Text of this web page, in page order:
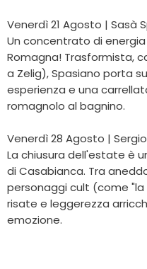
Venerdì 21 Agosto | Sasà
Un concentrato di
Romagna! Trasformista,
a Zelig), Spasiano porta
esperienza e una
romagnolo al bagnino.
Venerdì 28 Agosto |
La chiusura dell'estate è
di Casabianca. Tra
personaggi cult (come "la
risate e leggerezza
emozione.